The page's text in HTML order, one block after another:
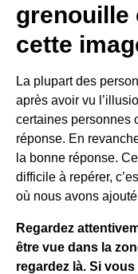
grenouille
cette
La plupart des
après avoir vu
certaines personnes
réponse. En
la bonne réponse.
difficile à repérer,
où nous avons
Regardez
être vue dans la
regardez là. Si